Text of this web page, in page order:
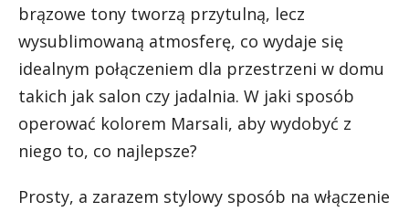
brązowe tony tworzą przytulną, lecz
wysublimowaną atmosferę, co wydaje się
idealnym połączeniem dla przestrzeni w domu
takich jak salon czy jadalnia. W jaki sposób
operować kolorem Marsali, aby wydobyć z
niego to, co najlepsze?
Prosty, a zarazem stylowy sposób na włączenie